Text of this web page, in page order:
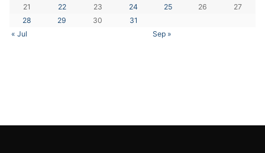
« Jul Sep »
21
22 23 24 25 26
27
28
29 30 31